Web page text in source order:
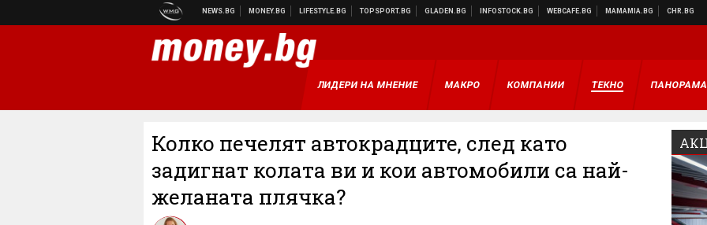
ЛИДЕРИ НА МНЕНИЕ МАКРО КОМПАНИИ ТЕКНО ПАНОРАМА
Колко печелят автокрадците, след като
задигнат колата ви и кои автомобили са най-
желаната плячка?